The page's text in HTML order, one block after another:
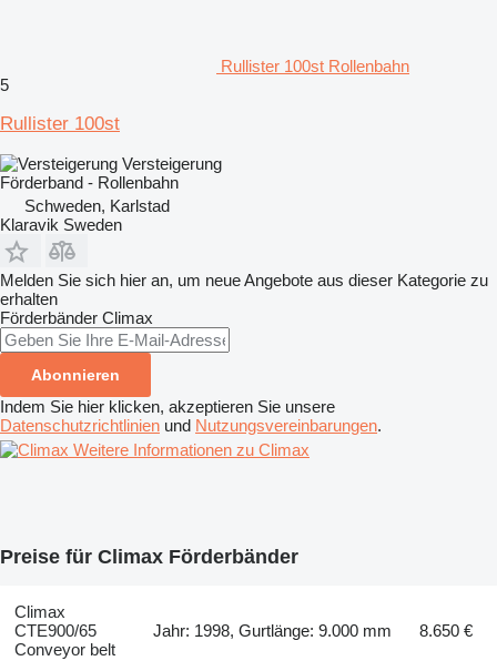
Rullister 100st Rollenbahn
5
Rullister 100st
Versteigerung
Förderband - Rollenbahn
Schweden, Karlstad
Klaravik Sweden
Melden Sie sich hier an, um neue Angebote aus dieser Kategorie zu
erhalten
Förderbänder Climax
Abonnieren
Indem Sie hier klicken, akzeptieren Sie unsere
Datenschutzrichtlinien und Nutzungsvereinbarungen.
Weitere Informationen zu Climax
Preise für Climax Förderbänder
Climax
CTE900/65
Conveyor belt
Jahr: 1998, Gurtlänge: 9.000 mm 8.650 €